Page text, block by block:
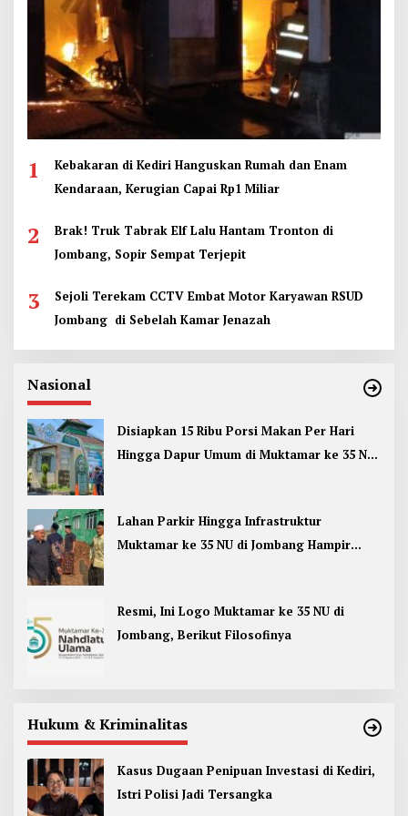
1
Kebakaran di Kediri Hanguskan Rumah dan Enam
Kendaraan, Kerugian Capai Rp1 Miliar
2
Brak! Truk Tabrak Elf Lalu Hantam Tronton di
Jombang, Sopir Sempat Terjepit
3
Sejoli Terekam CCTV Embat Motor Karyawan RSUD
Jombang di Sebelah Kamar Jenazah
Nasional
Disiapkan 15 Ribu Porsi Makan Per Hari
Hingga Dapur Umum di Muktamar ke 35 NU
Lahan Parkir Hingga Infrastruktur
Muktamar ke 35 NU di Jombang Hampir
Resmi, Ini Logo Muktamar ke 35 NU di
Jombang, Berikut Filosofinya
Hukum & Kriminalitas
Kasus Dugaan Penipuan Investasi di Kediri,
Istri Polisi Jadi Tersangka